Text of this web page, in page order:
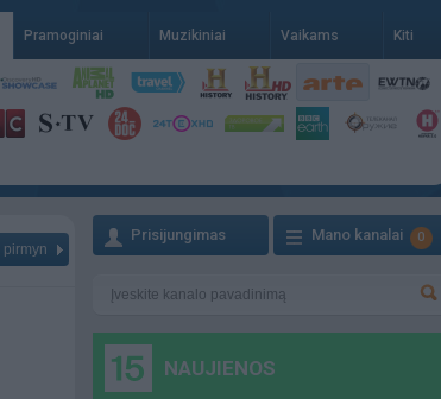
Pramoginiai Muzikiniai Vaikams Kiti
pirmyn
Prisijungimas Mano kanalai 0